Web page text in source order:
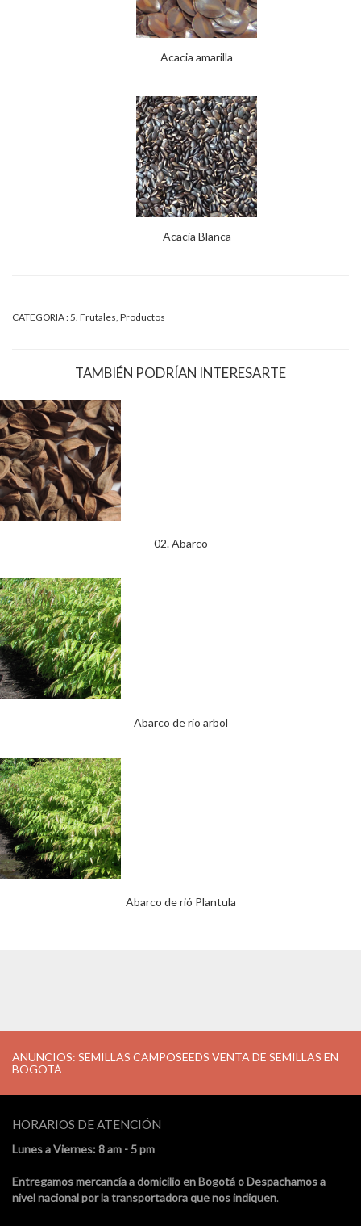
Acacia amarilla
Acacia Blanca
CATEGORIA : 5. Frutales Productos
TAMBIÉN PODRÍAN INTERESARTE
02. Abarco
Abarco de rio arbol
Abarco de rió Plantula
ANUNCIOS: SEMILLAS CAMPOSEEDS VENTA DE SEMILLAS EN
BOGOTÁ
HORARIOS DE ATENCIÓN
Lunes a Viernes: 8 am - 5 pm
Entregamos mercancía a domicilio en Bogotá o Despachamos a
nivel nacional por la transportadora que nos indiquen.